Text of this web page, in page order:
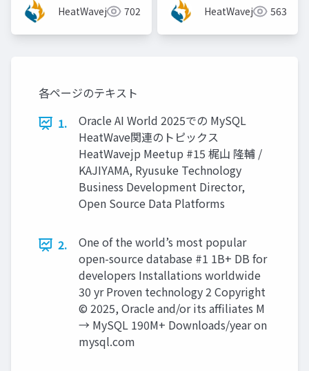
ル株式会社)]HeatWavejp 702 HeatWavejp 563
各ページのテキスト
1.
Oracle AI World 2025での MySQL
HeatWave関連のトピックス
HeatWavejp Meetup #15 梶山 隆輔 /
KAJIYAMA, Ryusuke Technology
Business Development Director,
Open Source Data Platforms
2.
One of the world’s most popular
open-source database #1 1B+ DB for
developers Installations worldwide
30 yr Proven technology 2 Copyright
© 2025, Oracle and/or its affiliates M
→ MySQL 190M+ Downloads/year on
mysql.com